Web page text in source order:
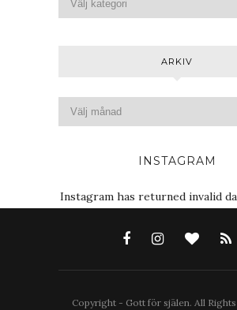
ARKIV
INSTAGRAM
Instagram has returned invalid
Copyright - Gott för själen. All Rights